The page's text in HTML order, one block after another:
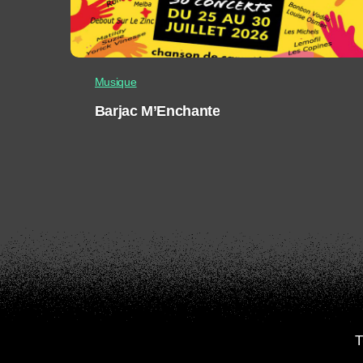
Musique
Barjac M’Enchante